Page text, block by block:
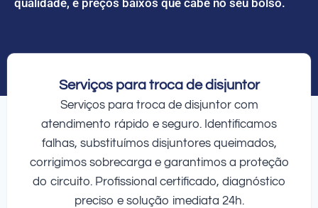
Serviços para troca de disjuntor
Serviços para troca de disjuntor com
atendimento rápido e seguro. Identificamos
falhas, substituímos disjuntores queimados,
corrigimos sobrecarga e garantimos a proteção
do circuito. Profissional certificado, diagnóstico
preciso e solução imediata 24h.